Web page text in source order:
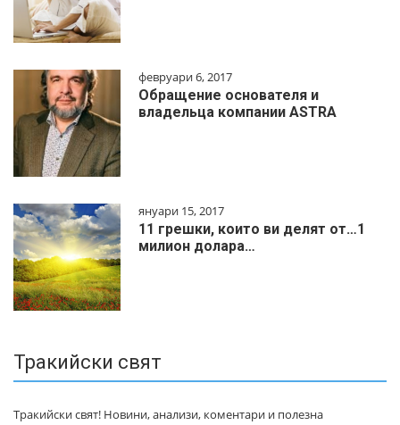
февруари 6, 2017
Обращение основателя и
владельца компании ASTRA
януари 15, 2017
11 грешки, които ви делят от…1
милиoн дoлapa…
Тракийски свят
Тракийски свят! Новини, анализи, коментари и полезна